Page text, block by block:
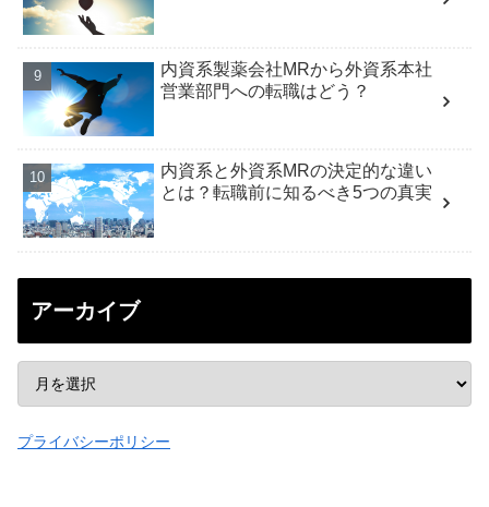
内資系製薬会社MRから外資系本社
営業部門への転職はどう？
内資系と外資系MRの決定的な違い
とは？転職前に知るべき5つの真実
アーカイブ
プライバシーポリシー